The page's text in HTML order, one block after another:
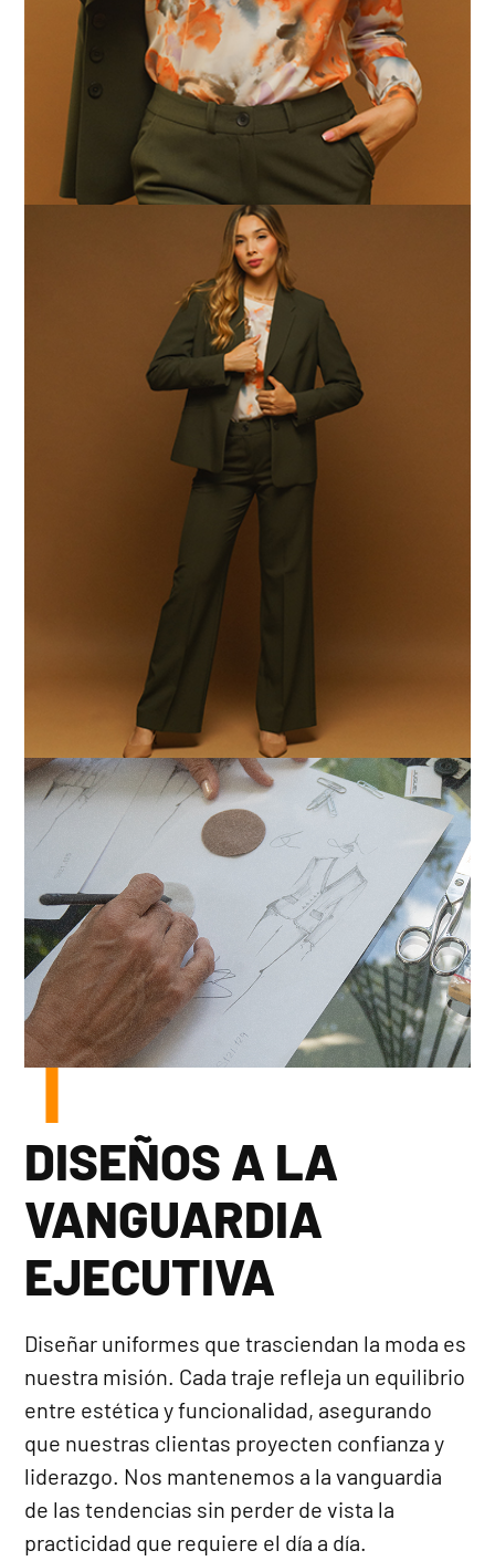
DISEÑOS A LA
VANGUARDIA
EJECUTIVA
Diseñar uniformes que trasciendan la moda es
nuestra misión. Cada traje refleja un equilibrio
entre estética y funcionalidad, asegurando
que nuestras clientas proyecten confianza y
liderazgo. Nos mantenemos a la vanguardia
de las tendencias sin perder de vista la
practicidad que requiere el día a día.